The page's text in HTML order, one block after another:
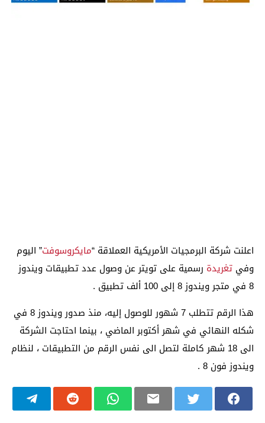
اعلنت شركة البرمجيات الأمريكية العملاقة “مايكروسوفت” اليوم
وفي تغريدة رسمية على تويتر عن وصول عدد تطبيقات ويندوز
8 في متجر ويندوز 8 إلى 100 ألف تطبيق .
هذا الرقم تتطلب 7 شهور للوصول إليه، منذ صدور ويندوز 8 في
شكله النهائي في شهر أكتوبر الماضي ، بينما احتاجت الشركة
الى 18 شهر كاملة لتصل الى نفس الرقم من التطبيقات ، لنظام
ويندوز فون 8 .